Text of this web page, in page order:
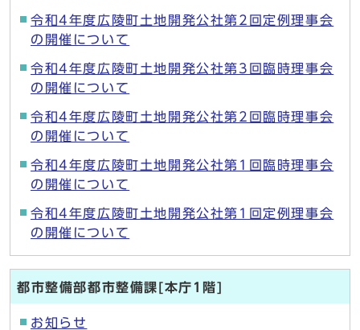
令和4年度広陵町土地開発公社第2回定例理事会
の開催について
令和4年度広陵町土地開発公社第3回臨時理事会
の開催について
令和4年度広陵町土地開発公社第2回臨時理事会
の開催について
令和4年度広陵町土地開発公社第1回臨時理事会
の開催について
令和4年度広陵町土地開発公社第1回定例理事会
の開催について
都市整備部都市整備課[本庁1階]
お知らせ